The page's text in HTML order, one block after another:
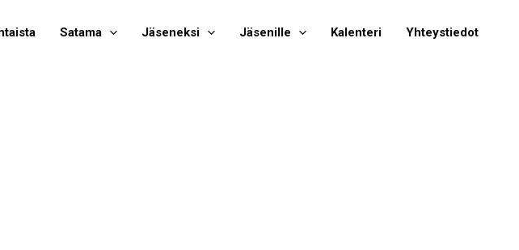
Satama Jäseneksi Jäsenille Kalenteri Yhteystiedot